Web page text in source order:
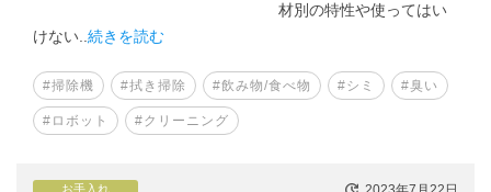
材別の特性や使ってはい
けない.. 続きを読む
#掃除機 #拭き掃除 #飲み物/食べ物 #シミ #臭い
#ロボット #クリーニング
お手入れ